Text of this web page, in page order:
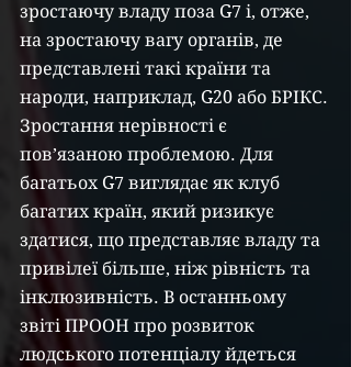
зростаючу владу поза G7 і, отже,
на зростаючу вагу органів, де
представлені такі країни та
народи, наприклад, G20 або БРІКС.
Зростання нерівності є
пов’язаною проблемою. Для
багатьох G7 виглядає як клуб
багатих країн, який ризикує
здатися, що представляє владу та
привілеї більше, ніж рівність та
інклюзивність. В останньому
звіті ПРООН про розвиток
людського потенціалу йдеться